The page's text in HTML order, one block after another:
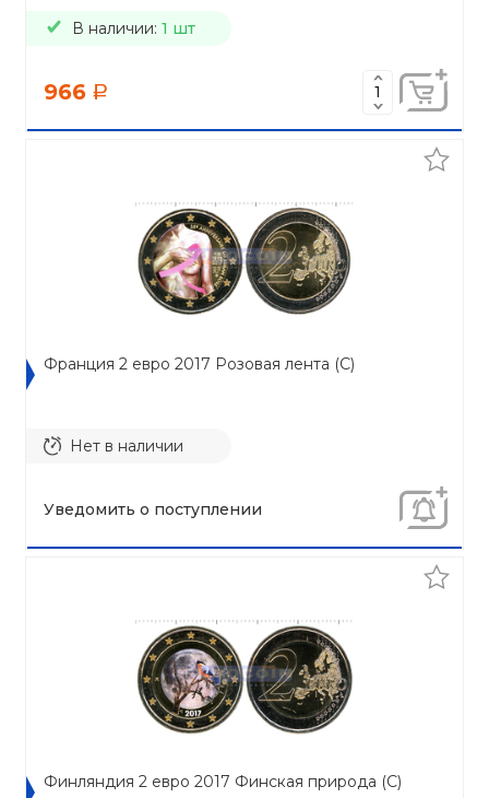
В наличии: 1 шт
966 a
Франция 2 евро 2017 Розовая лента (C)
Нет в наличии
Уведомить о поступлении
Финляндия 2 евро 2017 Финская природа (C)